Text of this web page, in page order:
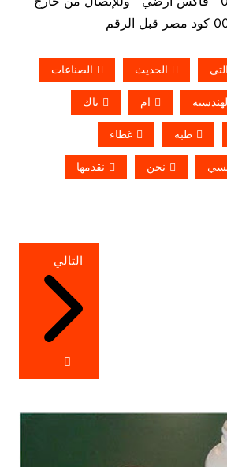
التى الحديث الصناعات
ام باك
طبه غطاء
نحن نقدمها
التالي